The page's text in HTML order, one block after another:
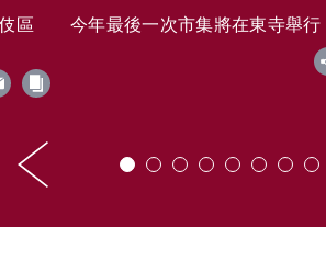
區 今年最後一次市集將在東寺舉行